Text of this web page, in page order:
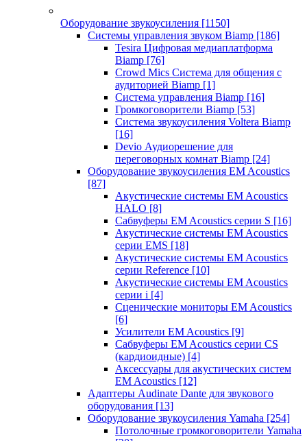
Оборудование звукоусиления [1150]
Системы управления звуком Biamp [186]
Tesira Цифровая медиаплатформа
Biamp [76]
Crowd Mics Система для общения с
аудиторией Biamp [1]
Система управления Biamp [16]
Громкоговорители Biamp [53]
Система звукоусиления Voltera Biamp
[16]
Devio Аудиорешение для
переговорных комнат Biamp [24]
Оборудование звукоусиления EM Acoustics
[87]
Акустические системы EM Acoustics
HALO [8]
Сабвуферы EM Acoustics серии S [16]
Акустические системы EM Acoustics
серии EMS [18]
Акустические системы EM Acoustics
серии Reference [10]
Акустические системы EM Acoustics
серии i [4]
Сценические мониторы EM Acoustics
[6]
Усилители EM Acoustics [9]
Сабвуферы EM Acoustics серии CS
(кардиоидные) [4]
Аксессуары для акустических систем
EM Acoustics [12]
Адаптеры Audinate Dante для звукового
оборудования [13]
Оборудование звукоусиления Yamaha [254]
Потолочные громкоговорители Yamaha